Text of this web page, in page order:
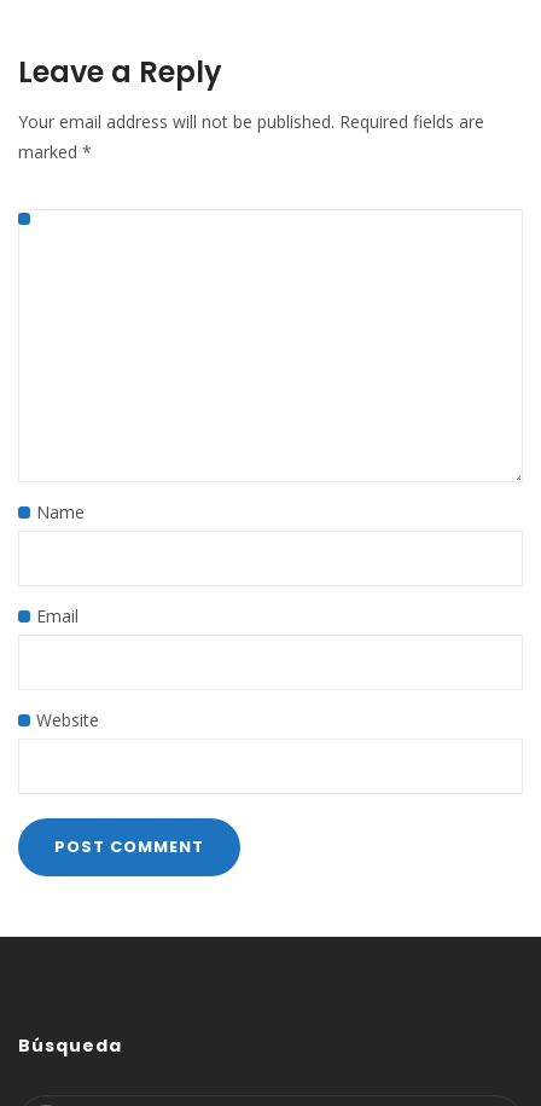
Leave a Reply
Your email address will not be published. Required fields are
marked *
Name
Email
Website
Búsqueda